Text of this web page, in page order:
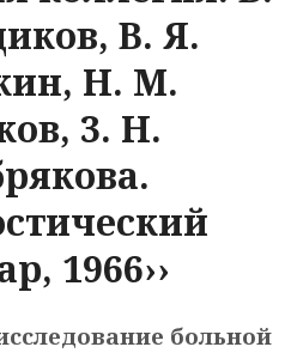
В. Я.
Н. М.
3. Н.
1966››
больной